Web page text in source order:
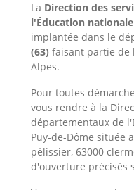
La Direction des
l'Éducation nationale
implantée dans le
(63) faisant partie de
Alpes.
Pour toutes
vous rendre à la
départementaux de
Puy-de-Dôme située
pélissier, 63000
d'ouverture précisés